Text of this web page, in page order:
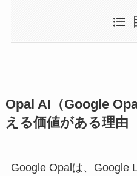
Opal AI（Google
える価値がある理由
Google Opalは、Google